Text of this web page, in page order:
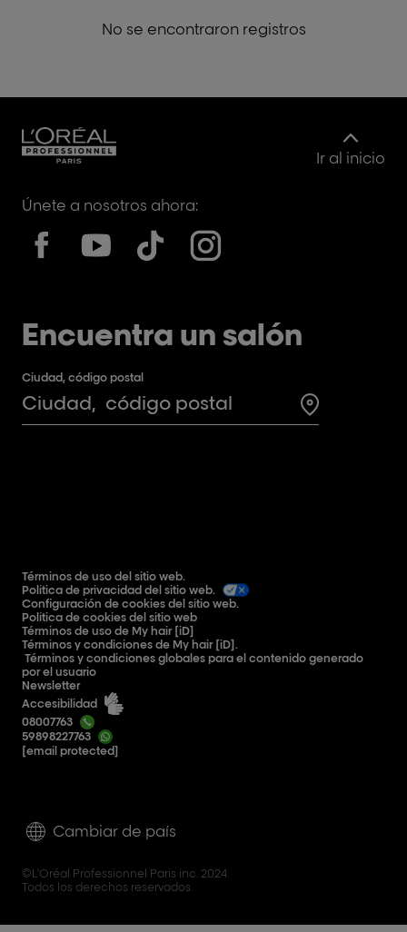
No se encontraron registros
Ir al inicio
Únete a nosotros ahora:
Encuentra un salón
Ciudad, código postal
Search for a
Cambiar de país
©L'Oréal Professionnel Paris inc. 2024.
Todos los derechos reservados.
Términos de uso del sitio web.
Política de privacidad del sitio web.
Configuración de cookies del sitio web.
Política de cookies del sitio web
Términos de uso de My hair [iD]
Términos y condiciones de My hair [iD].
Términos y condiciones globales para el contenido generado
por el usuario
Newsletter
Accesibilidad
08007763
59898227763
[email protected]